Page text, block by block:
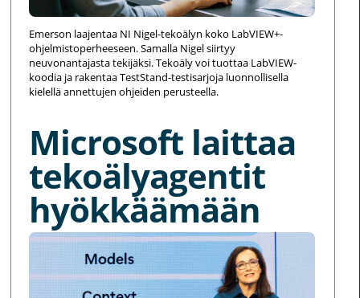
Emerson laajentaa NI Nigel-tekoälyn koko LabVIEW+-
ohjelmistoperheeseen. Samalla Nigel siirtyy
neuvonantajasta tekijäksi. Tekoäly voi tuottaa LabVIEW-
koodia ja rakentaa TestStand-testisarjoja luonnollisella
kielellä annettujen ohjeiden perusteella.
Microsoft laittaa
tekoälyagentit
hyökkäämään